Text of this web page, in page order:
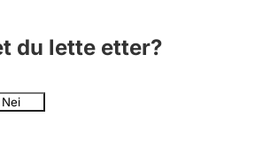
du lette etter?
Nei